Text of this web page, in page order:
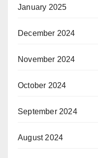
January 2025
December 2024
November 2024
October 2024
September 2024
August 2024